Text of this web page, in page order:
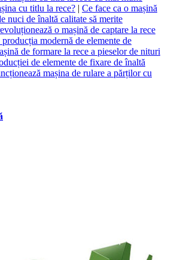
cu titlu la rece? | Ce face ca o mașină
nuci de înaltă calitate să merite
o mașină de captare la rece
modernă de elemente de
de formare la rece a pieselor de nituri
de elemente de fixare de înaltă
mașina de rulare a părților cu